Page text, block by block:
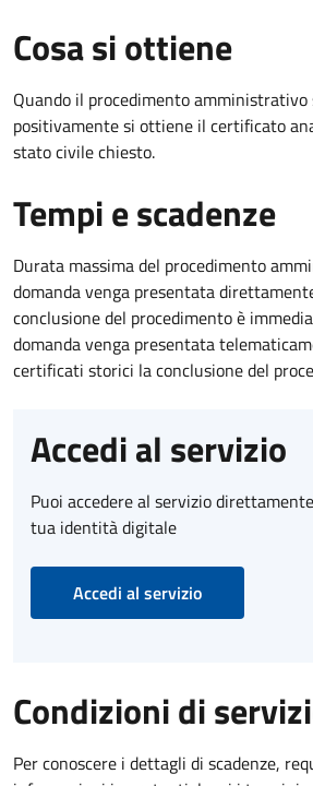
Cosa si ottiene
Quando il procedimento amministrativo
positivamente si ottiene il certificato
stato civile chiesto.
Tempi e scadenze
Durata massima del procedimento
domanda venga presentata
conclusione del procedimento è
domanda venga presentata
certificati storici la conclusione del
Accedi al servizio
Puoi accedere al servizio
tua identità digitale
Accedi al servizio
Condizioni di
Per conoscere i dettagli di scadenze,